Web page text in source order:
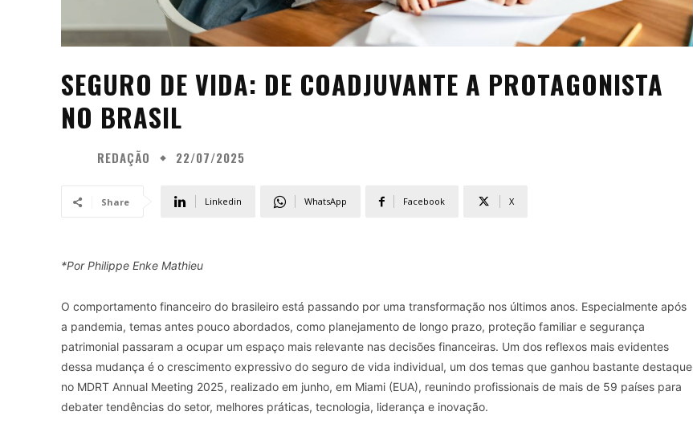
SEGURO DE VIDA: DE COADJUVANTE A PROTAGONISTA
NO BRASIL
REDAÇÃO 22/07/2025
Share Linkedin WhatsApp Facebook X
*Por Philippe Enke Mathieu
O comportamento financeiro do brasileiro está passando por uma transformação nos últimos anos. Especialmente após
a pandemia, temas antes pouco abordados, como planejamento de longo prazo, proteção familiar e segurança
patrimonial passaram a ocupar um espaço mais relevante nas decisões financeiras. Um dos reflexos mais evidentes
dessa mudança é o crescimento expressivo do seguro de vida individual, um dos temas que ganhou bastante destaque
no MDRT Annual Meeting 2025, realizado em junho, em Miami (EUA), reunindo profissionais de mais de 59 países para
debater tendências do setor, melhores práticas, tecnologia, liderança e inovação.